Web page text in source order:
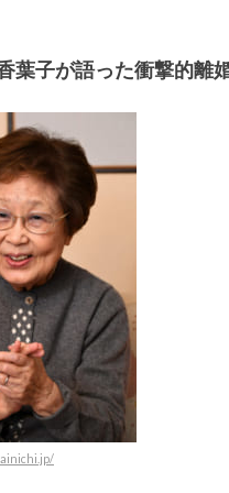
葉子が語った衝撃的離